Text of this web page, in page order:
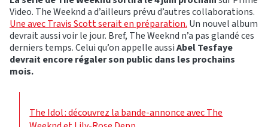
Video. The Weeknd a d’ailleurs prévu d’autres collaborations.
Une avec Travis Scott serait en préparation. Un nouvel album
devrait aussi voir le jour. Bref, The Weeknd n’a pas glandé ces
derniers temps. Celui qu’on appelle aussiAbel Tesfaye
devrait encore régaler son public dans les prochains
mois.
The Idol : découvrez la bande-annonce avec The